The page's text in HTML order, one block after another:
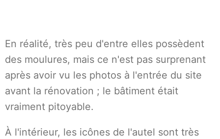
En réalité, très peu d'entre elles possèdent
des moulures, mais ce n'est pas surprenant
après avoir vu les photos à l'entrée du site
avant la rénovation ; le bâtiment était
vraiment pitoyable.
À l'intérieur, les icônes de l'autel sont très